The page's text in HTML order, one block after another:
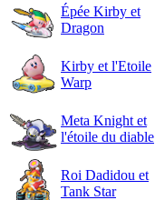
Épée Kirby et
Dragon
Kirby et l'Etoile
Warp
Meta Knight et
l'étoile du diable
Roi Dadidou et
Tank Star